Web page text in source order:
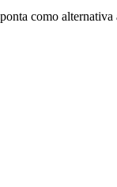
como